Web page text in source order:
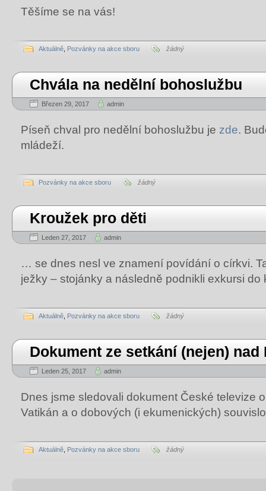
Těšíme se na vás!
Aktuálně Pozvánky na akce sboru žádný
Chvála na nedělní bohoslužbu
Březen 29, 2017 admin
Píseň chval pro nedělní bohoslužbu je zde.
mládeží.
Pozvánky na akce sboru žádný
Kroužek pro děti
Leden 27, 2017 admin
… se dnes nesl ve znamení povídání o církvi.
ježky – stojánky a následně podnikli exkursi do
Aktuálně Pozvánky na akce sboru žádný
Dokument ze setkání (nejen) nad
Leden 25, 2017 admin
Dnes jsme sledovali dokument České televize
Vatikán a o dobových (i ekumenických)
Aktuálně Pozvánky na akce sboru žádný